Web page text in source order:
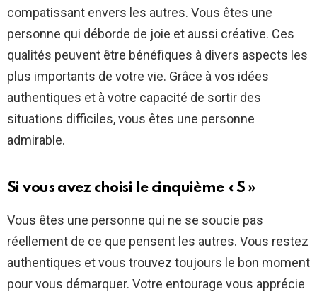
compatissant envers les autres. Vous êtes une
personne qui déborde de joie et aussi créative. Ces
qualités peuvent être bénéfiques à divers aspects les
plus importants de votre vie. Grâce à vos idées
authentiques et à votre capacité de sortir des
situations difficiles, vous êtes une personne
admirable.
Si vous avez choisi le cinquième « S »
Vous êtes une personne qui ne se soucie pas
réellement de ce que pensent les autres. Vous restez
authentiques et vous trouvez toujours le bon moment
pour vous démarquer. Votre entourage vous apprécie